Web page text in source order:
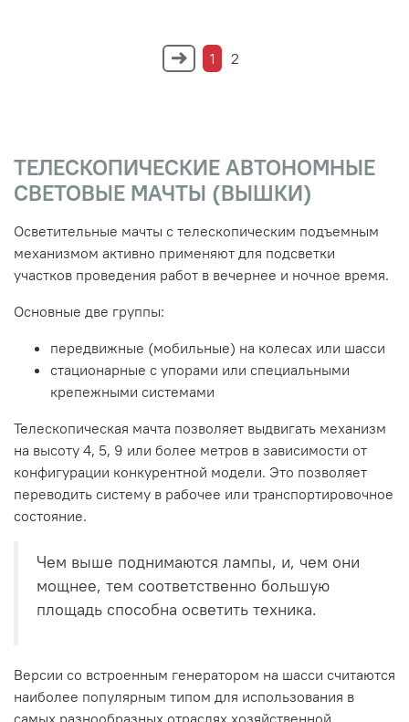
1 2
ТЕЛЕСКОПИЧЕСКИЕ АВТОНОМНЫЕ
СВЕТОВЫЕ МАЧТЫ (ВЫШКИ)
Осветительные мачты с телескопическим подъемным
механизмом активно применяют для подсветки
участков проведения работ в вечернее и ночное время.
Основные две группы:
передвижные (мобильные) на колесах или шасси
стационарные с упорами или специальными
крепежными системами
Телескопическая мачта позволяет выдвигать механизм
на высоту 4, 5, 9 или более метров в зависимости от
конфигурации конкурентной модели. Это позволяет
переводить систему в рабочее или транспортировочное
состояние.
Чем выше поднимаются лампы, и, чем они
мощнее, тем соответственно большую
площадь способна осветить техника.
Версии со встроенным генератором на шасси считаются
наиболее популярным типом для использования в
самых разнообразных отраслях хозяйственной